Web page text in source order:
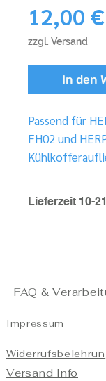
12,00 €
zzgl. Versand
In den
Passend für
FH02 und
Lieferzeit 10-
FAQ &
Impressum
Versand Info